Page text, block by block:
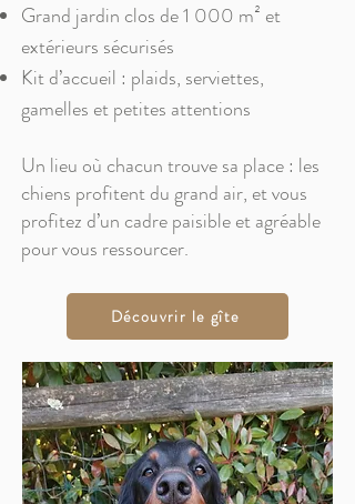
Grand jardin clos de 1 000 m² et
extérieurs sécurisés
Kit d’accueil : plaids, serviettes,
gamelles et petites attentions
Un lieu où chacun trouve sa place : les
chiens profitent du grand air, et vous
profitez d’un cadre paisible et agréable
pour vous ressourcer.
Découvrir le gîte